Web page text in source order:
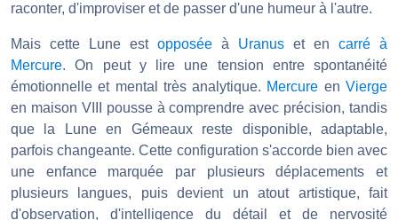
raconter, d'improviser et de passer d'une humeur à l'autre.
Mais cette Lune est opposée à Uranus et en carré à
Mercure. On peut y lire une tension entre spontanéité
émotionnelle et mental très analytique. Mercure enVierge
en maison VIII pousse à comprendre avec précision, tandis
que la Lune en Gémeaux reste disponible, adaptable,
parfois changeante. Cette configuration s'accorde bien avec
une enfance marquée par plusieurs déplacements et
plusieurs langues, puis devient un atout artistique, fait
d'observation, d'intelligence du détail et de nervosité